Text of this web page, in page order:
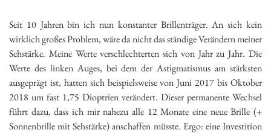
Seit 10 Jahren bin ich nun konstanter Brillenträger. An sich kein
wirklich großes Problem, wäre da nicht das ständige Verändern meiner
Sehstärke. Meine Werte verschlechterten sich von Jahr zu Jahr. Die
Werte des linken Auges, bei dem der Astigmatismus am stärksten
ausgeprägt ist, hatten sich beispielsweise von Juni 2017 bis Oktober
2018 um fast 1,75 Dioptrien verändert. Dieser permanente Wechsel
führt dazu, dass ich mir nahezu alle 12 Monate eine neue Brille (+
Sonnenbrille mit Sehstärke) anschaffen müsste. Ergo: eine Investition